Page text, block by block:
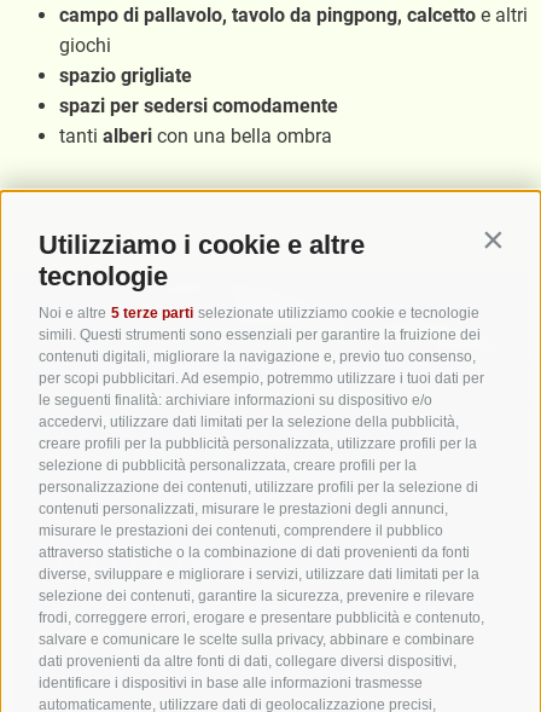
Utilizziamo i cookie e altre
tecnologie
Noi e altre 5 terze parti selezionate utilizziamo cookie e tecnologie
simili. Questi strumenti sono essenziali per garantire la fruizione dei
contenuti digitali, migliorare la navigazione e, previo tuo consenso,
per scopi pubblicitari. Ad esempio, potremmo utilizzare i tuoi dati per
le seguenti finalità: archiviare informazioni su dispositivo e/o
accedervi, utilizzare dati limitati per la selezione della pubblicità,
creare profili per la pubblicità personalizzata, utilizzare profili per la
selezione di pubblicità personalizzata, creare profili per la
personalizzazione dei contenuti, utilizzare profili per la selezione di
contenuti personalizzati, misurare le prestazioni degli annunci,
misurare le prestazioni dei contenuti, comprendere il pubblico
attraverso statistiche o la combinazione di dati provenienti da fonti
diverse, sviluppare e migliorare i servizi, utilizzare dati limitati per la
selezione dei contenuti, garantire la sicurezza, prevenire e rilevare
frodi, correggere errori, erogare e presentare pubblicità e contenuto,
salvare e comunicare le scelte sulla privacy, abbinare e combinare
dati provenienti da altre fonti di dati, collegare diversi dispositivi,
identificare i dispositivi in base alle informazioni trasmesse
automaticamente, utilizzare dati di geolocalizzazione precisi,
campo di pallavolo, tavolo da pingpong, calcettoe altri
giochi
spazio grigliate
spazi per sedersi comodamente
tanti alberi con una bella ombra
Arrivare e
rilassarsi